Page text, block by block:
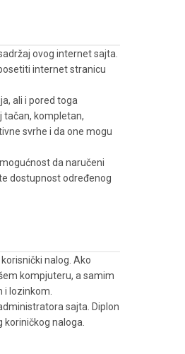
ovog internet sajta.
internet stranicu
ali i pored toga
tačan, kompletan,
svrhe i da one mogu
da naručeni
dostupnost određenog
nalog. Ako
kompjuteru, a samim
lozinkom.
sajta. Diplon
naloga.